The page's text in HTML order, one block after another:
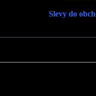
Slevy do